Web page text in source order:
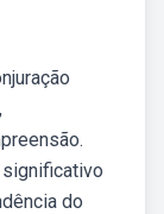
significativo
do